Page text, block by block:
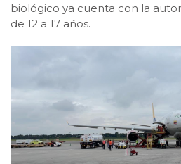
biológico ya cuenta con la
de 12 a 17 años.